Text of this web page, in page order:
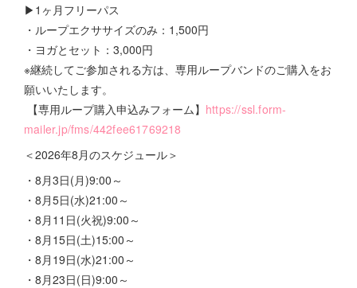
▶1ヶ月フリーパス
・ループエクササイズのみ：1,500円
・ヨガとセット：3,000円
※継続してご参加される方は、専用ループバンドのご購入をお
願いいたします。
【専用ループ購入申込みフォーム】 https://ssl.form-
mailer.jp/fms/442fee61769218
＜2026年8月のスケジュール＞
・8月3日(月)9:00～
・8月5日(水)21:00～
・8月11日(火祝)9:00～
・8月15日(土)15:00～
・8月19日(水)21:00～
・8月23日(日)9:00～